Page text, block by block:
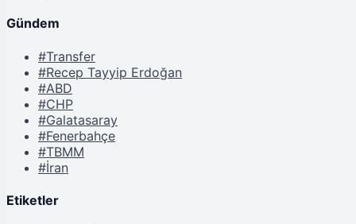
Gündem
#Transfer
#Recep Tayyip Erdoğan
#ABD
#CHP
#Galatasaray
#Fenerbahçe
#TBMM
#İran
Etiketler